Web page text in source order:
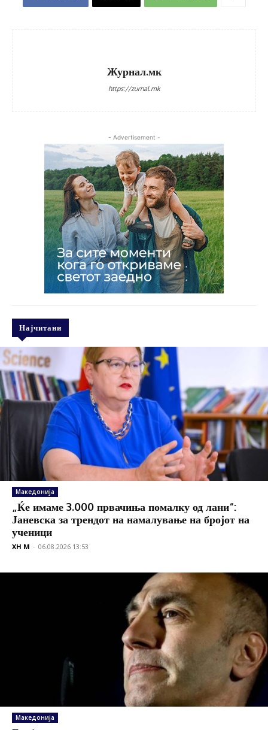
Журнал.мк
https://zurnal.mk
- Advertisement -
Најчитани
Македонија
„Ќе имаме 3.000 првачиња помалку од лани“:
Јаневска за трендот на намалување на бројот на
ученици
XH M - 06.08.2026 13:53
Македонија